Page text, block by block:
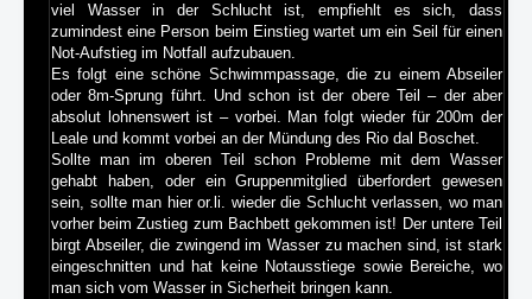
viel Wasser in der Schlucht ist, empfiehlt es sich, dass
zumindest eine Person beim Einstieg wartet um ein Seil für einen
Not-Aufstieg im Notfall aufzubauen.
Es folgt eine schöne Schwimmpassage, die zu einem Abseiler
oder 8m-Sprung führt. Und schon ist der obere Teil – der aber
absolut lohnenswert ist – vorbei. Man folgt wieder für 200m der
Leale und kommt vorbei an der Mündung des Rio dal Boschet.
Sollte man im oberen Teil schon Probleme mit dem Wasser
gehabt haben, oder ein Gruppenmitglied überfordert gewesen
sein, sollte man hier or.li. wieder die Schlucht verlassen, wo man
vorher beim Zustieg zum Bachbett gekommen ist! Der untere Teil
birgt Abseiler, die zwingend im Wasser zu machen sind, ist stark
eingeschnitten und hat keine Notausstiege sowie Bereiche, wo
man sich vom Wasser in Sicherheit bringen kann.